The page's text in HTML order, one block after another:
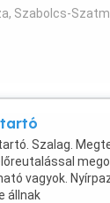
Magyar Posta ...
Szabolcs-
Szalag.
vagyok.
állnak